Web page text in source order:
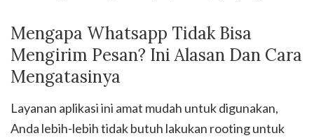
Mengapa Whatsapp Tidak Bisa
Mengirim Pesan? Ini Alasan Dan Cara
Mengatasinya
Layanan aplikasi ini amat mudah untuk digunakan,
Anda lebih-lebih tidak butuh lakukan rooting untuk